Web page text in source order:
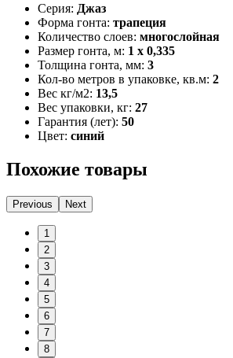
Серия: Джаз
Форма гонта: трапеция
Количество слоев: многослойная
Размер гонта, м: 1 x 0,335
Толщина гонта, мм: 3
Кол-во метров в упаковке, кв.м: 2
Вес кг/м2: 13,5
Вес упаковки, кг: 27
Гарантия (лет): 50
Цвет: синий
Похожие товары
Previous Next
1
2
3
4
5
6
7
8